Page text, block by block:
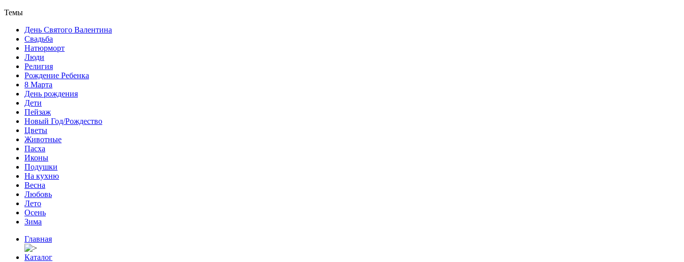
Темы
День Святого Валентина
Свадьба
Натюрморт
Люди
Религия
Рождение Ребенка
8 Марта
День рождения
Дети
Пейзаж
Новый Год/Рождество
Цветы
Животные
Пасха
Иконы
Подушки
На кухню
Весна
Любовь
Лето
Осень
Зима
Главная
Каталог